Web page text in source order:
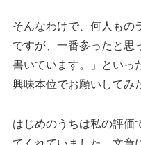
そんなわけで、何人もの
ですが、一番参ったと思
書いています。」といっ
興味本位でお願いしてみ
はじめのうちは私の評価